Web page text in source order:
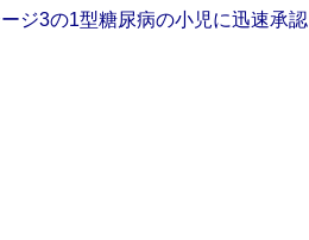
ジ3の1型糖尿病の小児に迅速承認